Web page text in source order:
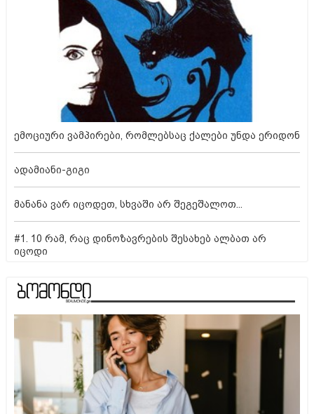
ემოციური ვამპირები, რომლებსაც ქალები უნდა ერიდონ
ადამიანი-გიგი
მანანა ვარ იცოდეთ, სხვაში არ შეგეშალოთ...
#1. 10 რამ, რაც დინოზავრების შესახებ ალბათ არ
იცოდი